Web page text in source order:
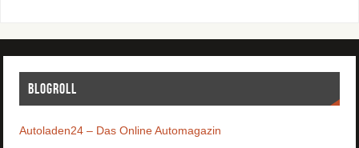
Blogroll
Autoladen24 – Das Online Automagazin